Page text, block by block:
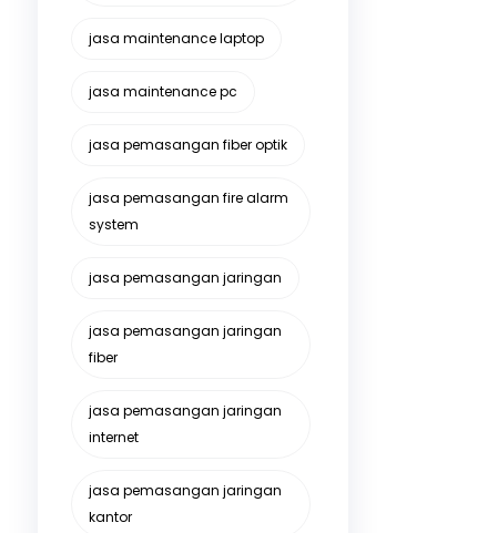
jasa maintenance laptop
jasa maintenance pc
jasa pemasangan fiber optik
jasa pemasangan fire alarm
system
jasa pemasangan jaringan
jasa pemasangan jaringan
fiber
jasa pemasangan jaringan
internet
jasa pemasangan jaringan
kantor